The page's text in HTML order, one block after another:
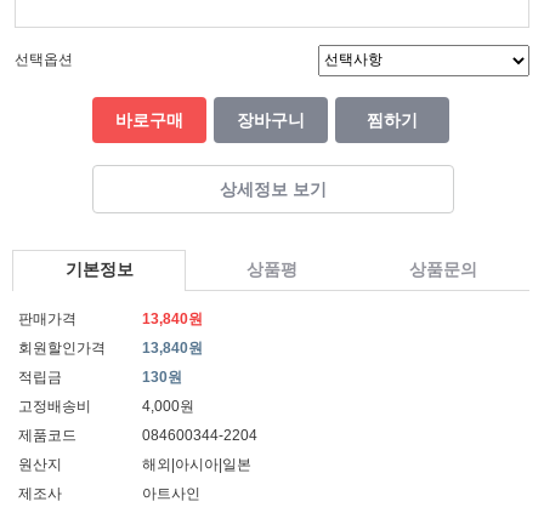
선택옵션
바로구매 장바구니 찜하기
상세정보 보기
기본정보 상품평 상품문의
판매가격
13,840원
회원할인가격
13,840원
적립금
130원
고정배송비
4,000원
제품코드
084600344-2204
원산지
해외|아시아|일본
제조사
아트사인